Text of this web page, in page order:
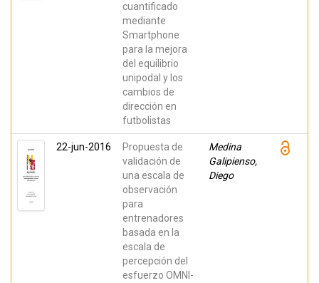
cuantificado
mediante
Smartphone
para la mejora
del equilibrio
unipodal y los
cambios de
dirección en
futbolistas
22-jun-2016
Propuesta de
validación de
una escala de
observación
para
entrenadores
basada en la
escala de
percepción del
esfuerzo OMNI-
Medina
Galipienso,
Diego